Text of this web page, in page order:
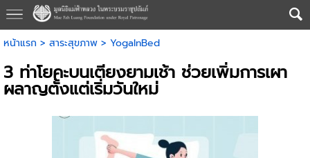
หน้าแรก > สาระสุขภาพ> YogaInBed
3 ท่าโยคะบนเตียงยามเช้า ช่วยเพิ่มการเผา
ผลาญตั้งแต่เริ่มวันใหม่